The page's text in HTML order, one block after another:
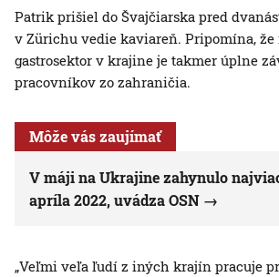
Patrik prišiel do Švajčiarska pred
v Zürichu vedie kaviareň. Pripomína, že
gastrosektor v krajine je takmer úplne
pracovníkov zo zahraničia.
Môže vás zaujímať
V máji na Ukrajine zahynulo
apríla 2022, uvádza OSN
„Veľmi veľa ľudí z iných krajín pracuje